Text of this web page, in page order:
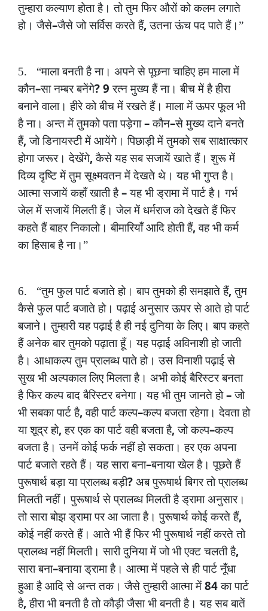
तुम्हारा कल्याण होता है। तो तुम फिर औरों को कलम लगाते
हो। जैसे–जैसे जो सर्विस करते हैं,उतना ऊंच पद पाते हैं।”
5. “माला बनती है ना। अपने से पूछना चाहिए हम माला में
कौन–सा नम्बर बनेंगे? 9रत्न मुख्य हैं ना। बीच में है हीरा
बनाने वाला। हीरे को बीच में रखते हैं। माला में ऊपर फूल भी
है ना। अन्त में तुमको पता पड़ेगा–कौन–से मुख्य दाने बनते
हैं,जो डिनायस्टी में आयेंगे। पिछाड़ी में तुमको सब साक्षात्कार
होगा जरूर। देखेंगे,कैसे यह सब सजायें खाते हैं। शुरू में
दिव्य दृष्टि में तुम सूक्ष्मवतन में देखते थे। यह भी गुप्त है।
आत्मा सजायें कहाँ खाती है–यह भी ड्रामा में पार्ट है। गर्भ
जेल में सजायें मिलती हैं। जेल में धर्मराज को देखते हैं फिर
कहते हैं बाहर निकालो। बीमारियाँ आदि होती हैं,वह भी कर्म
का हिसाब है ना।”
6. “तुम फुल पार्ट बजाते हो। बाप तुमको ही समझाते हैं,तुम
कैसे फुल पार्ट बजाते हो। पढ़ाई अनुसार ऊपर से आते हो पार्ट
बजाने। तुम्हारी यह पढ़ाई है ही नई दुनिया के लिए। बाप कहते
हैं अनेक बार तुमको पढ़ाता हूँ। यह पढ़ाई अविनाशी हो जाती
है। आधाकल्प तुम प्रालब्ध पाते हो। उस विनाशी पढ़ाई से
सुख भी अल्पकाल लिए मिलता है। अभी कोई बैरिस्टर बनता
है फिर कल्प बाद बैरिस्टर बनेगा। यह भी तुम जानते हो–जो
भी सबका पार्ट है,वही पार्ट कल्प–कल्प बजता रहेगा। देवता हो
या शूद्र हो,हर एक का पार्ट वही बजता है,जो कल्प–कल्प
बजता है। उनमें कोई फर्क नहीं हो सकता। हर एक अपना
पार्ट बजाते रहते हैं। यह सारा बना–बनाया खेल है। पूछते हैं
पुरूषार्थ बड़ा या प्रालब्ध बड़ी? अब पुरूषार्थ बिगर तो प्रालब्ध
मिलती नहीं। पुरूषार्थ से प्रालब्ध मिलती है ड्रामा अनुसार।
तो सारा बोझ ड्रामा पर आ जाता है। पुरूषार्थ कोई करते हैं,
कोई नहीं करते हैं। आते भी हैं फिर भी पुरूषार्थ नहीं करते तो
प्रालब्ध नहीं मिलती। सारी दुनिया में जो भी एक्ट चलती है,
सारा बना–बनाया ड्रामा है। आत्मा में पहले से ही पार्ट नूँधा
हुआ है आदि से अन्त तक। जैसे तुम्हारी आत्मा में 84का पार्ट
है,हीरा भी बनती है तो कौड़ी जैसा भी बनती है। यह सब बातें